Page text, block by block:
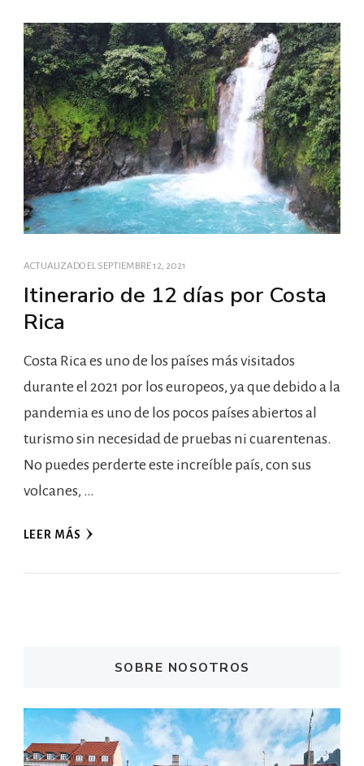
ACTUALIZADO EL SEPTIEMBRE 12, 2021
Itinerario de 12 días por Costa
Rica
Costa Rica es uno de los países más visitados
durante el 2021 por los europeos, ya que debido a la
pandemia es uno de los pocos países abiertos al
turismo sin necesidad de pruebas ni cuarentenas.
No puedes perderte este increíble país, con sus
volcanes, …
LEER MÁS
SOBRE NOSOTROS